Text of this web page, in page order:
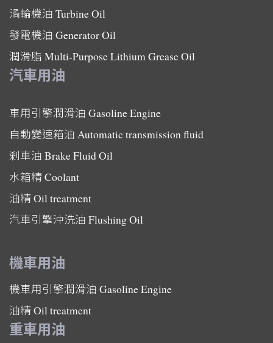
渦輪機油 Turbine Oil
發電機油 Generator Oil
潤滑脂 Multi-Purpose Lithium Grease Oil
汽車用油
車用引擎潤滑油 Gasoline Engine
自動變速箱油 Automatic transmission fluid
剎車油 Brake Fluid Oil
水箱精Coolant
油精Oil treatment
汽車引擎沖洗油 Flushing Oil
機車用油
機車用引擎潤滑油 Gasoline Engine
油精Oil treatment
重車用油